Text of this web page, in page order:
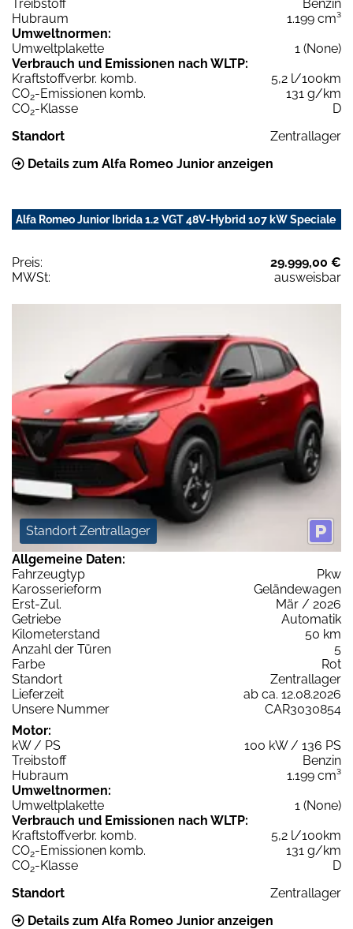
Treibstoff
Benzin
Hubraum
1.199 cm³
Umweltnormen:
Umweltplakette
1 (None)
Verbrauch und Emissionen nach WLTP:
Kraftstoffverbr. komb.
5,2 l/100km
CO2-Emissionen komb.
131 g/km
CO2-Klasse
D
Standort
Zentrallager
Details zum Alfa Romeo Junior anzeigen
Alfa Romeo Junior Ibrida 1.2 VGT 48V-Hybrid 107 kW Speciale
Preis:
29.999,00 €
MWSt:
ausweisbar
Standort Zentrallager
Allgemeine Daten:
Fahrzeugtyp
Pkw
Karosserieform
Geländewagen
Erst-Zul.
Mär / 2026
Getriebe
Automatik
Kilometerstand
50 km
Anzahl der Türen
5
Farbe
Rot
Standort
Zentrallager
Lieferzeit
ab ca. 12.08.2026
Unsere Nummer
CAR3030854
Motor:
kW / PS
100 kW / 136 PS
Treibstoff
Benzin
Hubraum
1.199 cm³
Umweltnormen:
Umweltplakette
1 (None)
Verbrauch und Emissionen nach WLTP:
Kraftstoffverbr. komb.
5,2 l/100km
CO2-Emissionen komb.
131 g/km
CO2-Klasse
D
Standort
Zentrallager
Details zum Alfa Romeo Junior anzeigen